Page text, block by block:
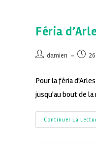
Féria
damien
Pour la féria
jusqu'au bout de la
Continuer La